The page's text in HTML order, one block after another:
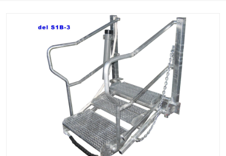
液氨装鹤管 潜油泵鹤管
流体装卸臂
汽车鹤管